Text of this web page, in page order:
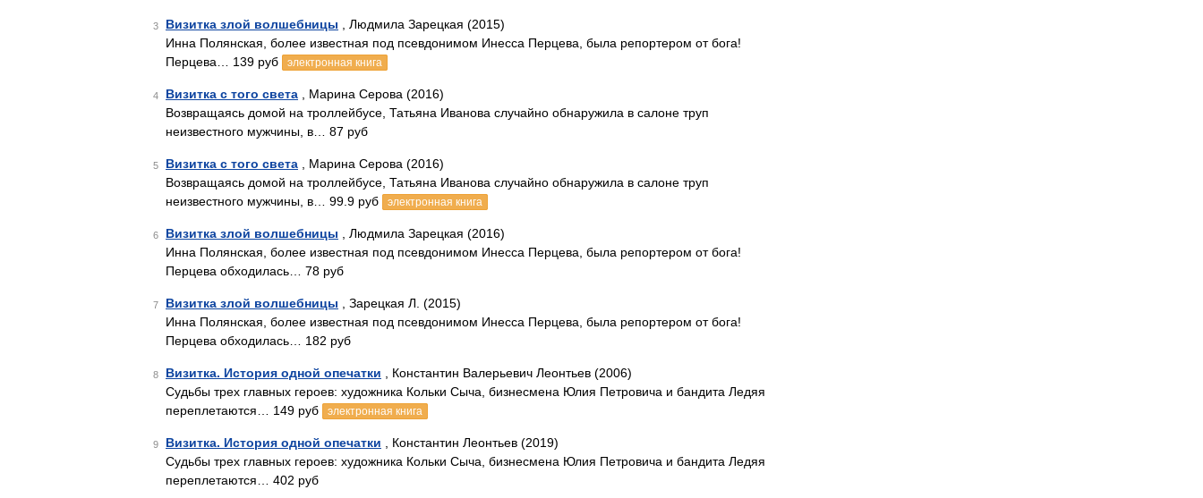
3 Визитка злой волшебницы , Людмила Зарецкая (2015)
Инна Полянская, более известная под псевдонимом Инесса Перцева, была репортером от бога!
Перцева… 139 руб
электронная книга
4 Визитка с того света , Марина Серова (2016)
Возвращаясь домой на троллейбусе, Татьяна Иванова случайно обнаружила в салоне труп
неизвестного мужчины, в… 87 руб
5 Визитка с того света , Марина Серова (2016)
Возвращаясь домой на троллейбусе, Татьяна Иванова случайно обнаружила в салоне труп
неизвестного мужчины, в… 99.9 руб
электронная книга
6 Визитка злой волшебницы , Людмила Зарецкая (2016)
Инна Полянская, более известная под псевдонимом Инесса Перцева, была репортером от бога!
Перцева обходилась… 78 руб
7 Визитка злой волшебницы , Зарецкая Л. (2015)
Инна Полянская, более известная под псевдонимом Инесса Перцева, была репортером от бога!
Перцева обходилась… 182 руб
8 Визитка. История одной опечатки , Константин Валерьевич Леонтьев (2006)
Судьбы трех главных героев: художника Кольки Сыча, бизнесмена Юлия Петровича и бандита Ледяя
переплетаются… 149 руб
электронная книга
9 Визитка. История одной опечатки , Константин Леонтьев (2019)
Судьбы трех главных героев: художника Кольки Сыча, бизнесмена Юлия Петровича и бандита Ледяя
переплетаются… 402 руб